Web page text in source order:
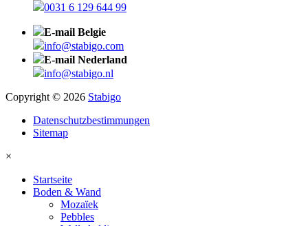
0031 6 129 644 99
E-mail Belgie
info@stabigo.com
E-mail Nederland
info@stabigo.nl
Copyright © 2026 Stabigo
Datenschutzbestimmungen
Sitemap
×
Startseite
Boden & Wand
Mozaïek
Pebbles